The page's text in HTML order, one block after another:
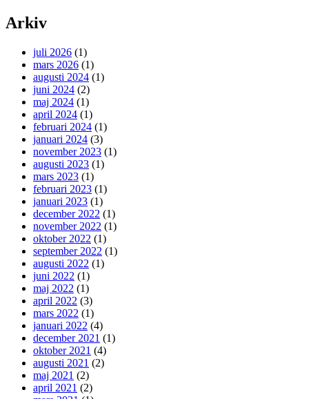
Arkiv
juli 2026 (1)
mars 2026 (1)
augusti 2024 (1)
juni 2024 (2)
maj 2024 (1)
april 2024 (1)
februari 2024 (1)
januari 2024 (3)
november 2023 (1)
augusti 2023 (1)
mars 2023 (1)
februari 2023 (1)
januari 2023 (1)
december 2022 (1)
november 2022 (1)
oktober 2022 (1)
september 2022 (1)
augusti 2022 (1)
juni 2022 (1)
maj 2022 (1)
april 2022 (3)
mars 2022 (1)
januari 2022 (4)
december 2021 (1)
oktober 2021 (4)
augusti 2021 (2)
maj 2021 (2)
april 2021 (2)